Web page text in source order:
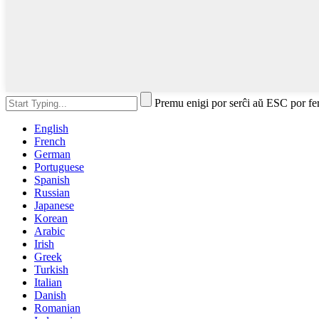
Premu enigi por serĉi aŭ ESC por
English
French
German
Portuguese
Spanish
Russian
Japanese
Korean
Arabic
Irish
Greek
Turkish
Italian
Danish
Romanian